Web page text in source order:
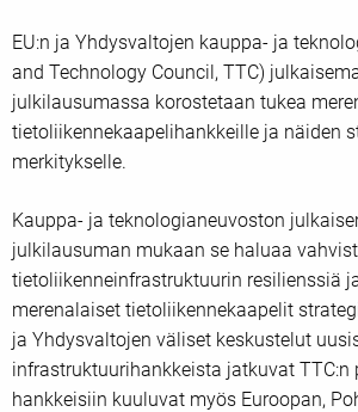
EU:n ja Yhdysvaltojen kauppa- ja
and Technology Council, TTC)
julkilausumassa korostetaan tukea
tietoliikennekaapelihankkeille ja näiden
merkitykselle.
Kauppa- ja teknologianeuvoston
julkilausuman mukaan se haluaa
tietoliikenneinfrastruktuurin resilienssiä
merenalaiset tietoliikennekaapelit
ja Yhdysvaltojen väliset keskustelut
infrastruktuurihankkeista jatkuvat TTC:n
hankkeisiin kuuluvat myös Euroopan,